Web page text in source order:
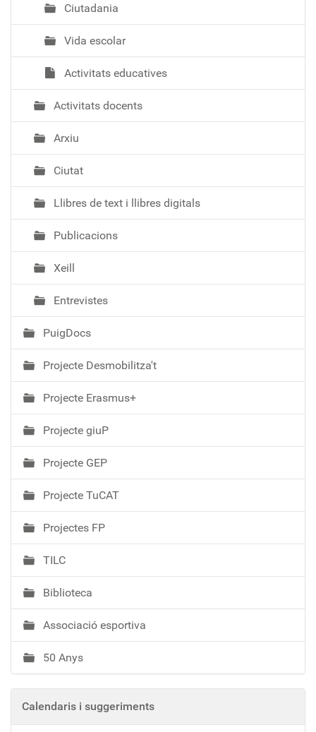
Ciutadania
Vida escolar
Activitats educatives
Activitats docents
Arxiu
Ciutat
Llibres de text i llibres digitals
Publicacions
Xeill
Entrevistes
PuigDocs
Projecte Desmobilitza't
Projecte Erasmus+
Projecte giuP
Projecte GEP
Projecte TuCAT
Projectes FP
TILC
Biblioteca
Associació esportiva
50 Anys
Calendaris i suggeriments